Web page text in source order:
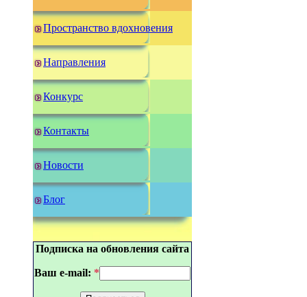
Пространство вдохновения
Направления
Конкурс
Контакты
Новости
Блог
Подписка на обновления сайта
Ваш e-mail: *